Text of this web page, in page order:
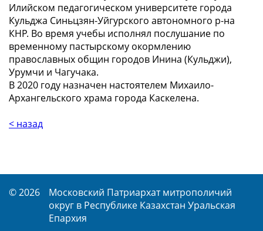
Илийском педагогическом университете города
Кульджа Синьцзян-Уйгурского автономного р-на
КНР. Во время учебы исполнял послушание по
временному пастырскому окормлению
православных общин городов Инина (Кульджи),
Урумчи и Чагучака.
В 2020 году назначен настоятелем Михаило-
Архангельского храма города Каскелена.
< назад
© 2026
Московский Патриархат митрополичий
округ в Республике Казахстан Уральская
Епархия